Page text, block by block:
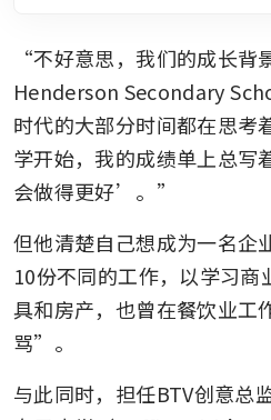
“不好意思，我们的成长
Henderson Secondary
时代的大部分时间都在思
学开始，我的成绩单上总写
会做得更好’。”
但他清楚自己想成为一名企
10份不同的工作，以学习
具和房产，也曾在餐饮业
骂”。
与此同时，担任BTV创意总